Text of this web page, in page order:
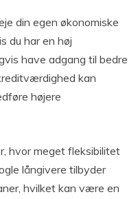
din egen økonomiske
du har en høj
have adgang til bedre
kan
højere
hvor meget fleksibilitet
långivere tilbyder
hvilket kan være en